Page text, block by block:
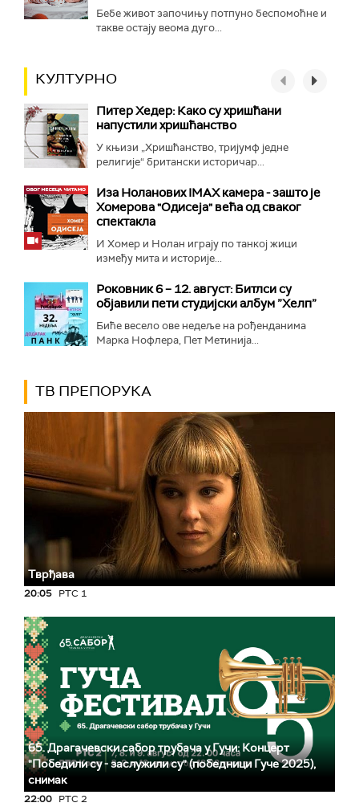
Бебе живот започињу потпуно беспомоћне и
такве остају веома дуго...
КУЛТУРНО
Питер Хедер: Како су хришћани
напустили хришћанство
У књизи „Хришћанство, тријумф једне
религије“ британски историчар...
Иза Ноланових IMAX камера - зашто је
Хомерова "Одисеја" већа од сваког
спектакла
И Хомер и Нолан играју по танкој жици
између мита и историје...
Роковник 6 – 12. август: Битлси су
објавили пети студијски албум ”Хелп”
Биће весело ове недеље на рођенданима
Марка Нофлера, Пет Метинија...
ТВ ПРЕПОРУКА
Тврђава
20:05 РТС 1
65. Драгачевски сабор трубача у Гучи: Концерт
"Победили су - заслужили су" (победници Гуче 2025),
снимак
22:00 РТС 2